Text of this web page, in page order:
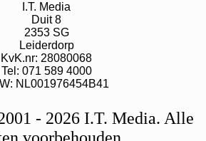
I.T. Media
Duit8
2353 SG
Leiderdorp
KvK.nr: 28080068
Tel: 071 589 4000
NL001976454B41
- 2026 I.T. Media. Alle